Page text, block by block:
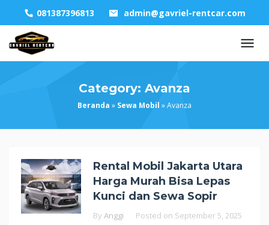
content
081387396813 admin@gavriel-rentcar.com
Category: Avanza
Beranda » Sewa Mobil »Avanza
Rental Mobil Jakarta Utara
Harga Murah Bisa Lepas
Kunci dan Sewa Sopir
By Anggi Posted on September 5, 2025